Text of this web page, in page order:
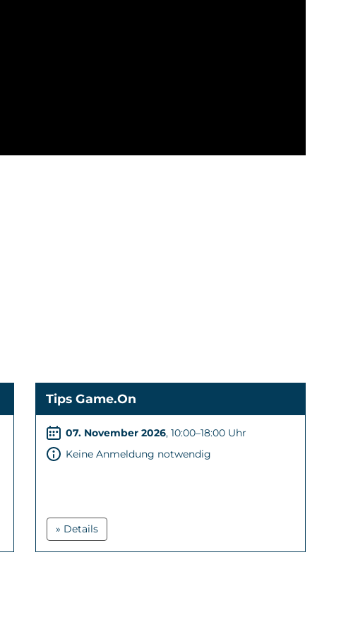
Tips Game.On
07. November 2026, 10:00–18:00 Uhr
Keine Anmeldung notwendig
» Details